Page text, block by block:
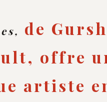
de
offre
artiste